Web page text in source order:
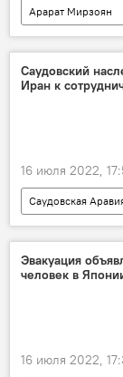
Арарат Мирзоян
Видео
Саудовский
Иран к
16 июля 2022,
Саудовская
Эвакуация
человек в
16 июля 2022,